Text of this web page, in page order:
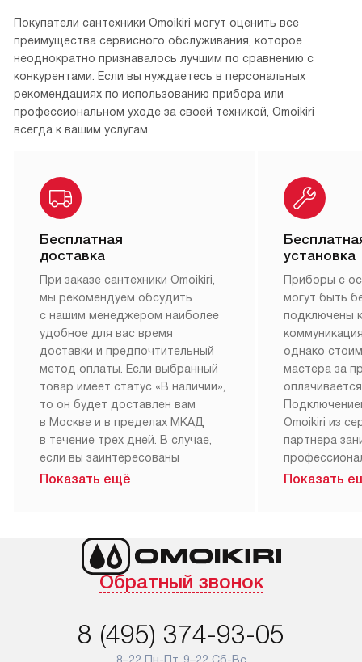
Покупатели сантехники Omoikiri могут оценить все
преимущества сервисного обслуживания, которое
неоднократно признавалось лучшим по сравнению с
конкурентами. Если вы нуждаетесь в персональных
рекомендациях по использованию прибора или
профессиональном уходе за своей техникой, Omoikiri
всегда к вашим услугам.
Бесплатная
доставка
При заказе сантехники Omoikiri,
мы рекомендуем обсудить
с нашим менеджером наиболее
удобное для вас время
доставки и предпочтительный
метод оплаты. Если выбранный
товар имеет статус «В наличии»,
то он будет доставлен вам
в Москве и в пределах МКАД
в течение трех дней. В случае,
если вы заинтересованы
в товаре, который доступен
менеджером на сайте. Товары
с особым лейблом
доставляются бесплатно
аксессуаров не предусмотрена.
Показать ещё
установка
Приборы с
могут быть
подключены
однако
мастера за
Omoikiri из
партнера
Наш сервис
Показать
Обратный звонок
8 (495) 374-93-05